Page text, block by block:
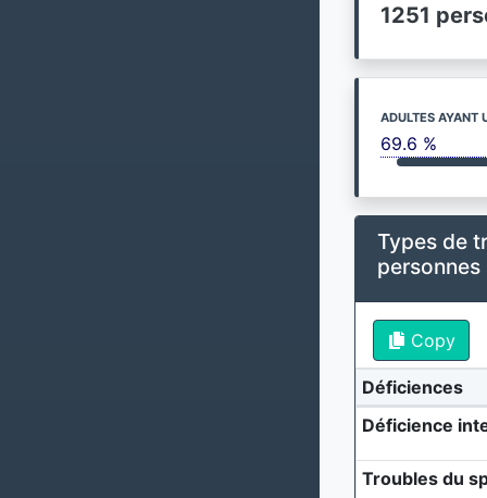
1251
ADULTES AYANT
69.6 %
Types de
Copy
Déficiences
Déficience
Troubles du